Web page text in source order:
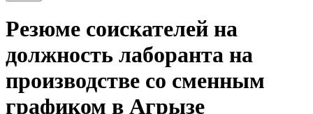
Резюме соискателей на
должность лаборанта на
производстве со сменным
графиком в Агрызе